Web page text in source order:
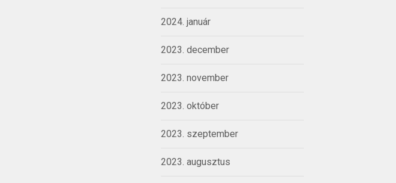
2024. január
2023. december
2023. november
2023. október
2023. szeptember
2023. augusztus